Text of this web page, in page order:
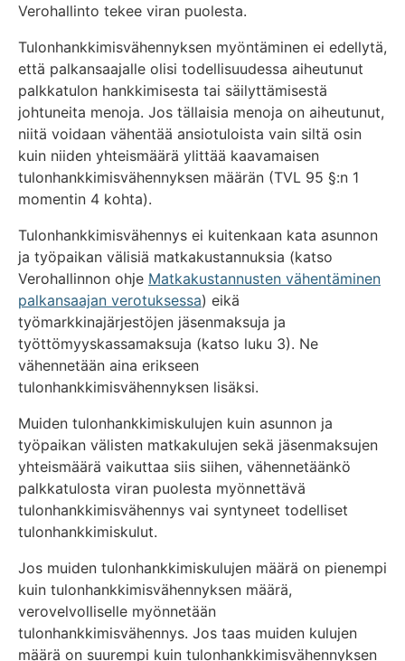
Verohallinto tekee viran puolesta.
Tulonhankkimisvähennyksen myöntäminen ei edellytä,
että palkansaajalle olisi todellisuudessa aiheutunut
palkkatulon hankkimisesta tai säilyttämisestä
johtuneita menoja. Jos tällaisia menoja on aiheutunut,
niitä voidaan vähentää ansiotuloista vain siltä osin
kuin niiden yhteismäärä ylittää kaavamaisen
tulonhankkimisvähennyksen määrän (TVL 95 §:n 1
momentin 4 kohta).
Tulonhankkimisvähennys ei kuitenkaan kata asunnon
ja työpaikan välisiä matkakustannuksia (katso
Verohallinnon ohje Matkakustannusten vähentäminen
palkansaajan verotuksessa) eikä
työmarkkinajärjestöjen jäsenmaksuja ja
työttömyyskassamaksuja (katso luku 3). Ne
vähennetään aina erikseen
tulonhankkimisvähennyksen lisäksi.
Muiden tulonhankkimiskulujen kuin asunnon ja
työpaikan välisten matkakulujen sekä jäsenmaksujen
yhteismäärä vaikuttaa siis siihen, vähennetäänkö
palkkatulosta viran puolesta myönnettävä
tulonhankkimisvähennys vai syntyneet todelliset
tulonhankkimiskulut.
Jos muiden tulonhankkimiskulujen määrä on pienempi
kuin tulonhankkimisvähennyksen määrä,
verovelvolliselle myönnetään
tulonhankkimisvähennys. Jos taas muiden kulujen
määrä on suurempi kuin tulonhankkimisvähennyksen